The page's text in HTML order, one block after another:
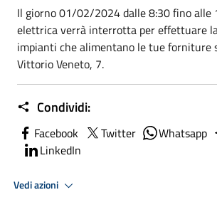
Il giorno 01/02/2024 dalle 8:30 fino alle
elettrica verrà interrotta per effettuare
impianti che alimentano le tue forniture
Vittorio Veneto, 7.
Condividi:
Facebook Twitter Whatsapp
LinkedIn
Vedi azioni